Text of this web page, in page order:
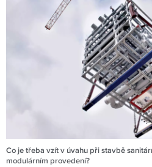
Co je třeba vzít v úvahu při stavbě
modulárním provedení?